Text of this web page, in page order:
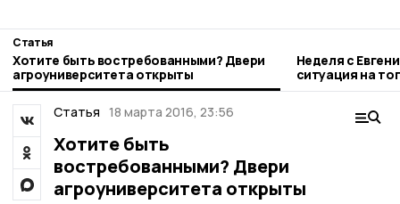
Статья
Хотите быть востребованными? Двери
агроуниверситета открыты
Неделя с
ситуация на
городе и
Статья 18 марта 2016, 23:56
Хотите быть
востребованными? Двери
агроуниверситета открыты